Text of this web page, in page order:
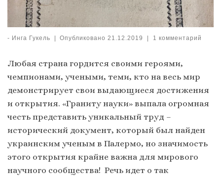
- Инга Гукель | Опубликовано 21.12.2019 | 1 комментарий
Любая страна гордится своими героями,
чемпионами, учеными, теми, кто на весь мир
демонстрирует свои выдающиеся достижения
и открытия. «Граниту науки» выпала огромная
честь представить уникальный труд –
исторический документ, который был найден
украинским ученым в Палермо, но значимость
этого открытия крайне важна для мирового
научного сообщества! Речь идет о так